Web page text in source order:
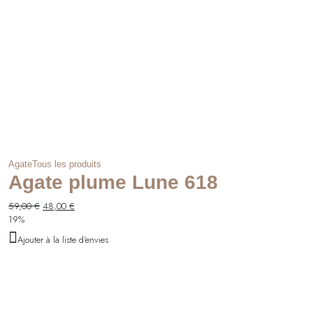
AgateTous les produits
Agate plume Lune 618
59,00€ Le
était :
48,00 €
est :
19%
Ajouter à la liste d'envies